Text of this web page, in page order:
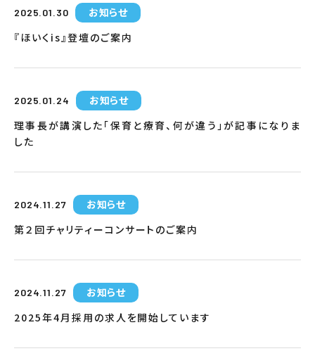
2025.01.30
お知らせ
『ほいくis』登壇のご案内
2025.01.24
お知らせ
理事長が講演した「保育と療育、何が違う」が記事になりま
した
2024.11.27
お知らせ
第２回チャリティーコンサートのご案内
2024.11.27
お知らせ
2025年4月採用の求人を開始しています